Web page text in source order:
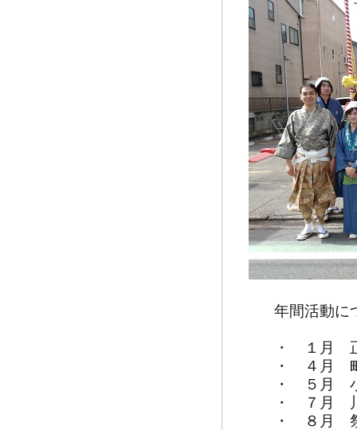
年間活動につ
・ １月 正
・ ４月 町内
・ ５月 小江
・ ７月 川越
・ ８月 祭り